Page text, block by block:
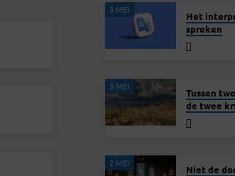
3 MEI
Het
spreken
3 MEI
Tussen
de twee
2 MEI
Niet de